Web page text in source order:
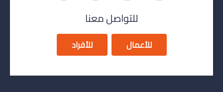
للتواصل معنا
للأعمال للأفراد